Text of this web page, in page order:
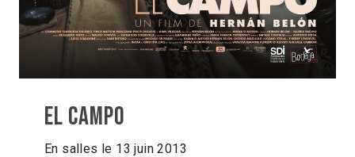
El Campo
En salles le 13 juin 2013